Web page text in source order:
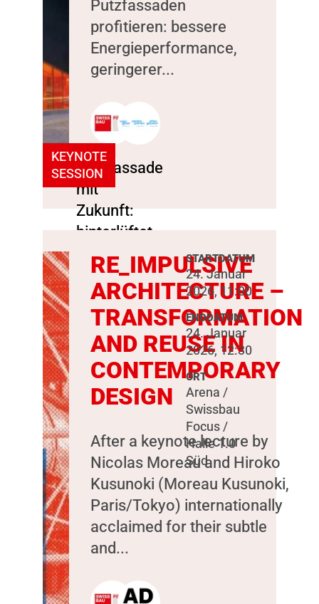
KEYNOTE
SESSION
Putzfassaden
profitieren: bessere
Energieperformance,
geringerer...
RE_IMPULSIVE
ARCHITECTURE –
TRANSFORMATION
AND REUSE IN
CONTEMPORARY
DESIGN
After a keynote lecture by
Nicolas Moreau and Hiroko
Kusunoki (Moreau Kusunoki,
Paris/Tokyo) internationally
acclaimed for their subtle
and...
STARTDATUM
24. Januar
2026, 11:00
ENDDATUM
24. Januar
2026, 12:30
ORT
Arena /
Swissbau
Focus /
Halle 1.0
Süd